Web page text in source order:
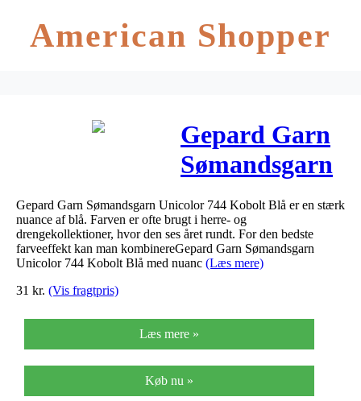
American Shopper
Gepard Garn
Sømandsgarn
Unicolor 744
Kobolt Blå
Gepard Garn Sømandsgarn Unicolor 744 Kobolt Blå er en stærk
nuance af blå. Farven er ofte brugt i herre- og
drengekollektioner, hvor den ses året rundt. For den bedste
farveeffekt kan man kombinereGepard Garn Sømandsgarn
Unicolor 744 Kobolt Blå med nuanc (Læs mere)
31 kr. (Vis fragtpris)
Læs mere »
Køb nu »